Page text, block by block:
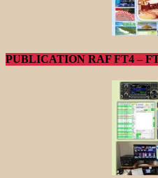
PUBLICATION RAF FT4 –